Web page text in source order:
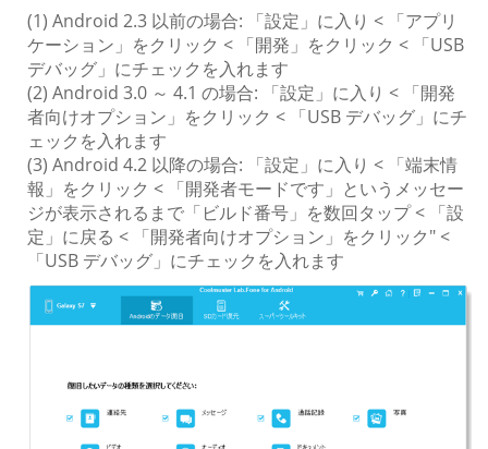
(1) Android 2.3 以前の場合: 「設定」に入り < 「アプリ
ケーション」をクリック < 「開発」をクリック < 「USB
デバッグ」にチェックを入れます
(2) Android 3.0 ～ 4.1 の場合: 「設定」に入り < 「開発
者向けオプション」をクリック < 「USB デバッグ」にチ
ェックを入れます
(3) Android 4.2 以降の場合: 「設定」に入り < 「端末情
報」をクリック < 「開発者モードです」というメッセー
ジが表示されるまで「ビルド番号」を数回タップ < 「設
定」に戻る < 「開発者向けオプション」をクリック" <
「USB デバッグ」にチェックを入れます